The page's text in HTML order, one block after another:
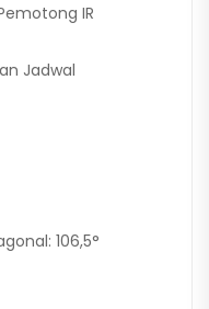
IR
Jadwal
106,5°